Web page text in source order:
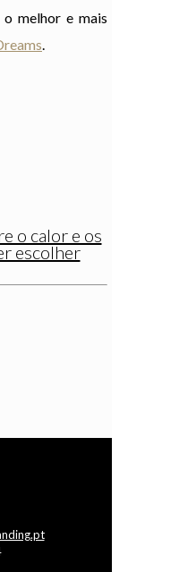
o melhor e mais
.
o calor e os
escolher